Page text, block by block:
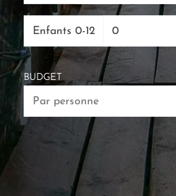
Enfants 0-12
BUDGET